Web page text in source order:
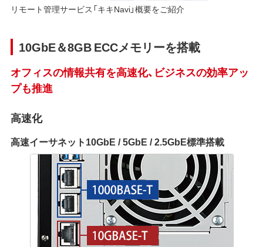
リモート管理サービス「キキNavi」概要をご紹介
10GbE＆8GB ECCメモリーを搭載
オフィスの情報共有を高速化、ビジネスの効率アッ
プも推進
高速化
高速イーサネット10GbE / 5GbE / 2.5GbE標準搭載